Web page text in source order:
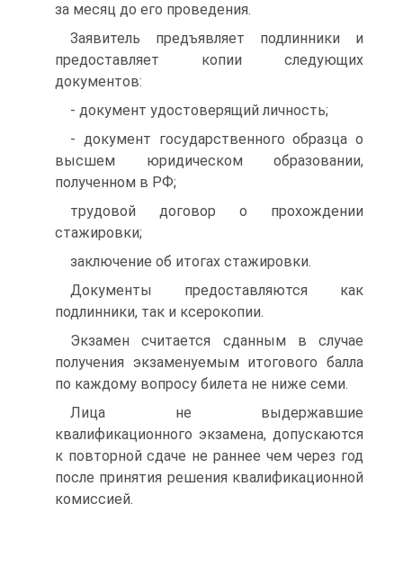
за месяц до его проведения.
Заявитель предъявляет подлинники и
предоставляет копии следующих
документов:
- документ удостоверящий личность;
- документ государственного образца о
высшем юридическом образовании,
полученном в РФ;
трудовой договор о прохождении
стажировки;
заключение об итогах стажировки.
Документы предоставляются как
подлинники, так и ксерокопии.
Экзамен считается сданным в случае
получения экзаменуемым итогового балла
по каждому вопросу билета не ниже семи.
Лица не выдержавшие
квалификационного экзамена, допускаются
к повторной сдаче не раннее чем через год
после принятия решения квалификационной
комиссией.